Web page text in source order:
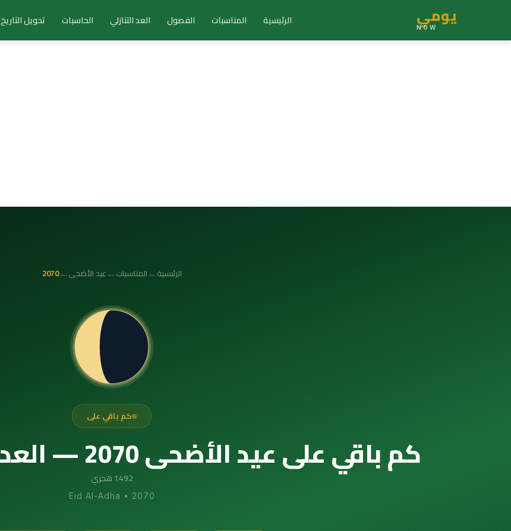
يومي
NOW الرئيسية المناسبات الفصول العد التنازلي الحاسبات تحويل التاريخ
الرئيسية←المناسبات←عيد الأضحى←
2070
كم باقي على
كم باقي على عيد الأضحى 2070 — العداد التنازلي الدقيق
1492 هجري
Eid Al-Adha • 2070